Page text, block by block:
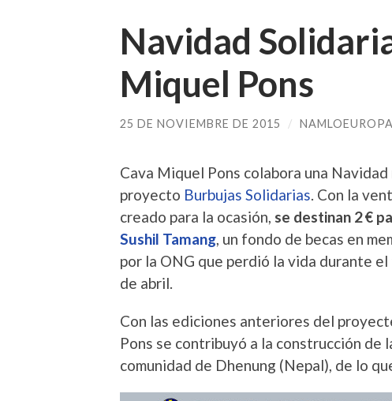
Navidad
Miquel Pons
25 DE NOVIEMBRE DE 2015 / NAMLOEUROPA
Cava Miquel Pons colabora una
proyecto Burbujas Solidarias. Con la
creado para la ocasión, se destinan 2 €
Sushil Tamang, un fondo de becas en
por la ONG que perdió la vida durante
de abril.
Con las ediciones anteriores del
Pons se contribuyó a la construcción de
comunidad de Dhenung (Nepal), de lo